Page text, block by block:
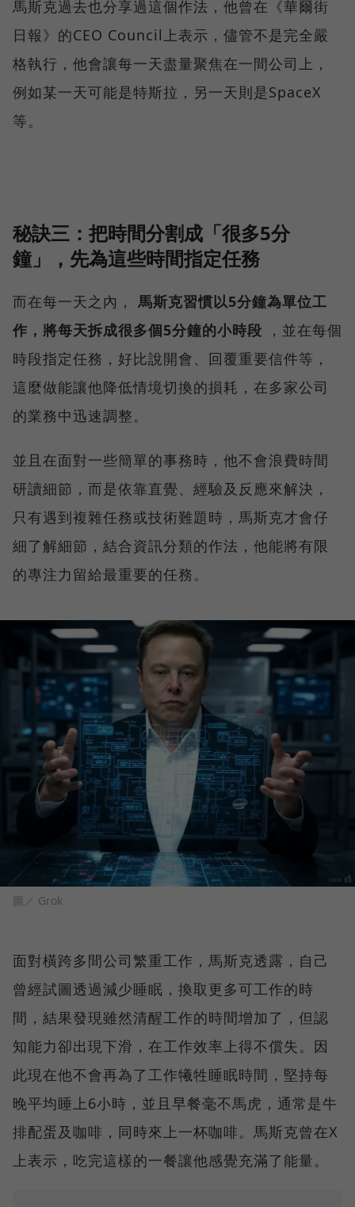
馬斯克過去也分享過這個作法，他曾在《華爾街
日報》的CEO Council上表示，儘管不是完全嚴
格執行，他會讓每一天盡量聚焦在一間公司上，
例如某一天可能是特斯拉，另一天則是SpaceX
等。
秘訣三：把時間分割成「很多5分
鐘」，先為這些時間指定任務
而在每一天之內， 馬斯克習慣以5分鐘為單位工
作，將每天拆成很多個5分鐘的小時段 ，並在每個
時段指定任務，好比說開會、回覆重要信件等，
這麼做能讓他降低情境切換的損耗，在多家公司
的業務中迅速調整。
並且在面對一些簡單的事務時，他不會浪費時間
研讀細節，而是依靠直覺、經驗及反應來解決，
只有遇到複雜任務或技術難題時，馬斯克才會仔
細了解細節，結合資訊分類的作法，他能將有限
的專注力留給最重要的任務。
圖／ Grok
面對橫跨多間公司繁重工作，馬斯克透露，自己
曾經試圖透過減少睡眠，換取更多可工作的時
間，結果發現雖然清醒工作的時間增加了，但認
知能力卻出現下滑，在工作效率上得不償失。因
此現在他不會再為了工作犧牲睡眠時間，堅持每
晚平均睡上6小時，並且早餐毫不馬虎，通常是牛
排配蛋及咖啡，同時來上一杯咖啡。馬斯克曾在X
上表示，吃完這樣的一餐讓他感覺充滿了能量。